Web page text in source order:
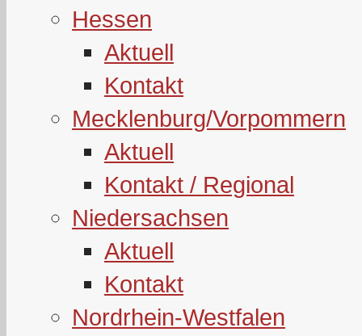
Hessen
Aktuell
Kontakt
Mecklenburg/Vorpommern
Aktuell
Kontakt / Regional
Niedersachsen
Aktuell
Kontakt
Nordrhein-Westfalen